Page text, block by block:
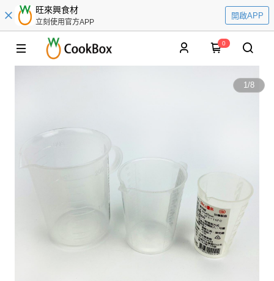
旺來興食材
立刻使用官方APP
開啟APP
0
1/8